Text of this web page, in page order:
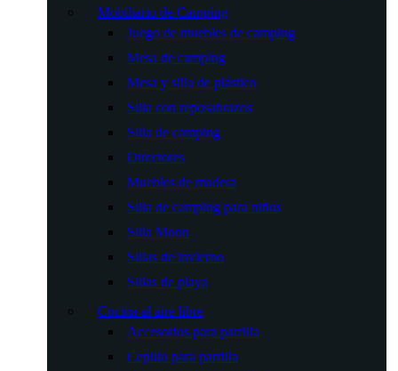
Mobiliario de Camping
Juego de muebles de camping
Mesa de camping
Mesa y silla de plástico
Silla con reposabrazos
Silla de camping
Directores
Muebles de madera
Silla de camping para niños
Silla Moon
Sillas de invierno
Sillas de playa
Cocina al aire libre
Accesorios para parrilla
Cepillo para parrilla